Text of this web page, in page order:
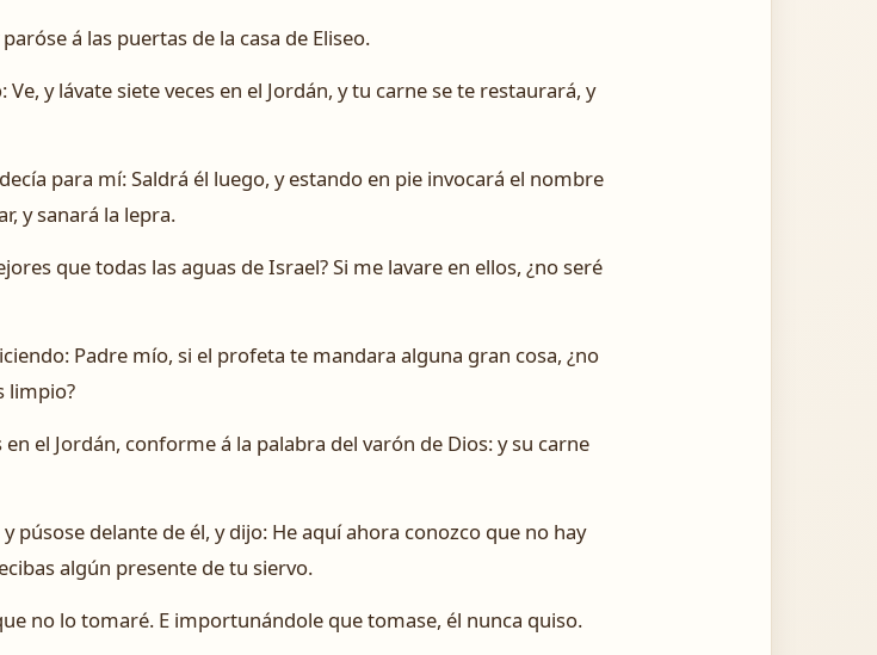
á las puertas de la casa de Eliseo.
y lávate siete veces en el Jordán, y tu carne se te restaurará, y
para mí: Saldrá él luego, y estando en pie invocará el nombre
y sanará la lepra.
que todas las aguas de Israel? Si me lavare en ellos, ¿no seré
Padre mío, si el profeta te mandara alguna gran cosa, ¿no
limpio?
el Jordán, conforme á la palabra del varón de Dios: y su carne
púsose delante de él, y dijo: He aquí ahora conozco que no hay
algún presente de tu siervo.
no lo tomaré. E importunándole que tomase, él nunca quiso.